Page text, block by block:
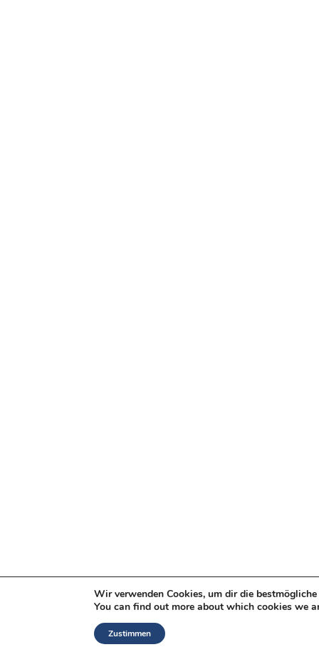
Wir verwenden Cookies, um dir die
You can find out more about which cookies we
Zustimmen